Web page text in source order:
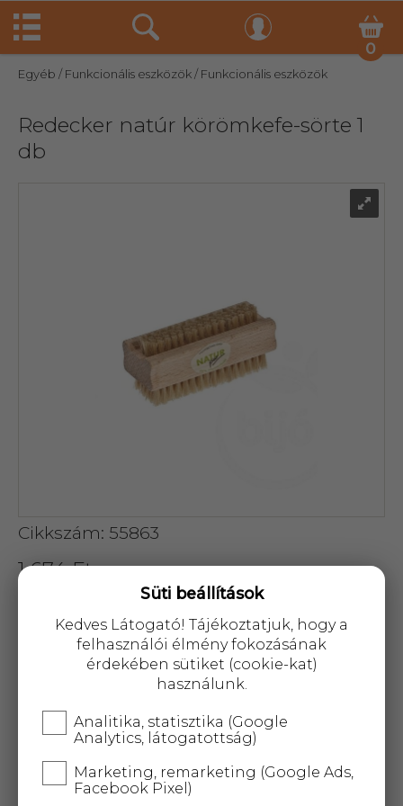
0
Egyéb / Funkcionális eszközök/ Funkcionális eszközök
Redecker natúr körömkefe-sörte 1
db
Cikkszám: 55863
1 674 Ft
KOSÁRBA
25 000 Ftfelett5 kg-igingyenes kiszállítás!
"Fából és puhább sertéssörtéből készült
Süti beállítások
Kedves Látogató! Tájékoztatjuk, hogy a
felhasználói élmény fokozásának
érdekében sütiket (cookie-kat)
használunk.
Analitika, statisztika (Google
Analytics, látogatottság)
Marketing, remarketing (Google Ads,
Facebook Pixel)